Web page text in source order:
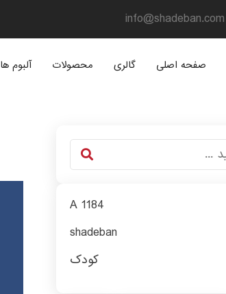
info@shadeban.com
صفحه اصلی گالری محصولات آلبوم ها
A 1184
shadeban
کودک